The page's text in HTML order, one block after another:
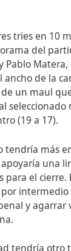
tries en 10
del
Pablo
ancho de la
de un maul
(19 a 17).
tendría más
una
para el
intermedio
y agarrar
tendría otro